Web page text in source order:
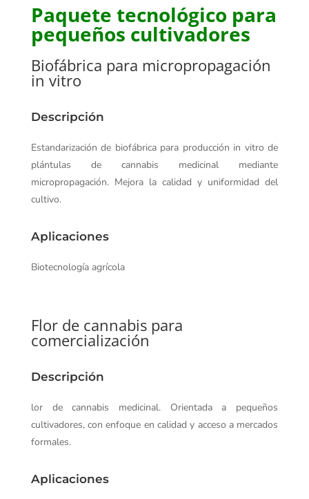
Paquete tecnológico para
pequeños cultivadores
Biofábrica para micropropagación
in vitro
Descripción
Estandarización de biofábrica para producción in vitro de
plántulas de cannabis medicinal mediante
micropropagación. Mejora la calidad y uniformidad del
cultivo.
Aplicaciones
Biotecnología agrícola
Flor de cannabis para
comercialización
Descripción
lor de cannabis medicinal. Orientada a pequeños
cultivadores, con enfoque en calidad y acceso a mercados
formales.
Aplicaciones